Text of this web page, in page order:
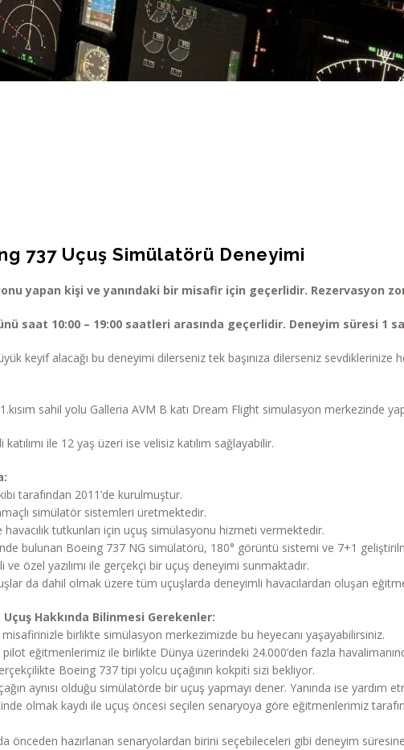
737 Uçuş Simülatörü Deneyimi
yapan kişi ve yanındaki bir misafir için geçerlidir. Rezervasyon
saat 10:00 – 19:00 saatleri arasında geçerlidir. Deneyim süresi 1
keyif alacağı bu deneyimi dilerseniz tek başınıza dilerseniz
sahil yolu Galleria AVM B katı Dream Flight simulasyon merkezinde
ile 12 yaş üzeri ise velisiz katılım sağlayabilir.
tarafından 2011’de kurulmuştur.
simülatör sistemleri üretmektedir.
havacılık tutkunları için uçuş simülasyonu hizmeti vermektedir.
bulunan Boeing 737 NG simülatörü, 180° görüntü sistemi ve 7+1
özel yazılımı ile gerçekçi bir uçuş deneyimi sunmaktadır.
da dahil olmak üzere tüm uçuşlarda deneyimli havacılardan oluşan
Hakkında Bilinmesi Gerekenler:
misafirinizle birlikte simülasyon merkezimizde bu heyecanı yaşayabilirsiniz.
eğitmenlerimiz ile birlikte Dünya üzerindeki 24.000’den fazla
Boeing 737 tipi yolcu uçağının kokpiti sizi bekliyor.
aynısı olduğu simülatörde bir uçuş yapmayı dener. Yanında ise yardım
olmak kaydı ile uçuş öncesi seçilen senaryoya göre eğitmenlerimiz
önceden hazırlanan senaryolardan birini seçebileceleri gibi deneyim